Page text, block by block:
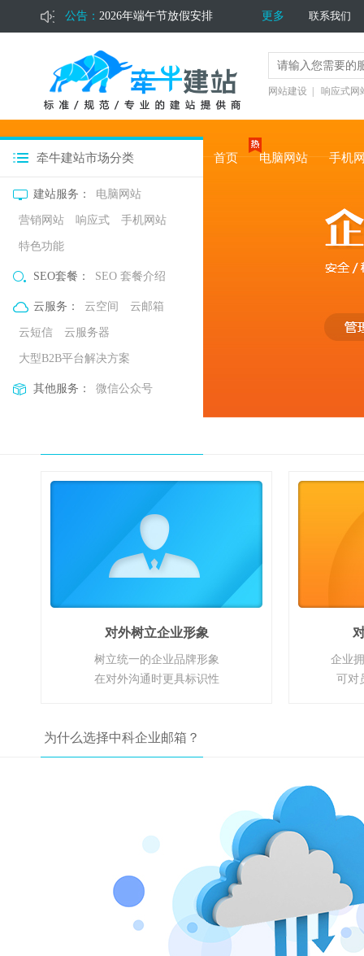
公告： 2026年端午节放假安排
2026年五一劳动节放假通知
2026年清明节放假通知
更多 联系我们
网站建设 响应式网
牵牛建站市场分类
建站服务： 电脑网站
营销网站 响应式 手机网站
特色功能
SEO套餐： SEO 套餐介绍
云服务： 云空间 云邮箱
云短信 云服务器
大型B2B平台解决方案
其他服务： 微信公众号
首页 电脑网站 手机
对外树立企业形象
树立统一的企业品牌形象
在对外沟通时更具标识性
企业
可对
为什么选择中科企业邮箱？